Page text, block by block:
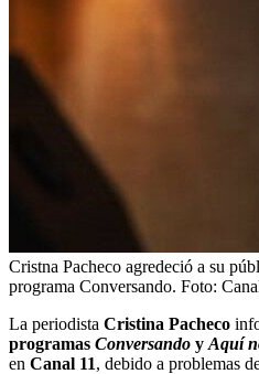
Cristna Pacheco agredeció a su
programa Conversando. Foto:
La periodista Cristina Pacheco
programas Conversando y Aquí
en Canal 11, debido a problemas